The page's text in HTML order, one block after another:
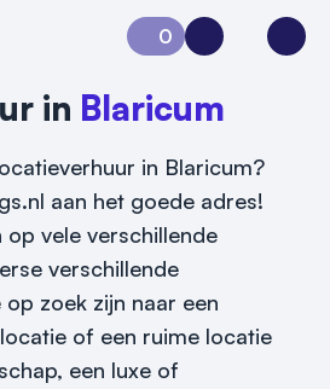
0
Aanvraag 0Inloggen
in Blaricum
in Blaricum?
aan het goede adres!
op vele verschillende
verschillende
zoek zijn naar een
of een ruime locatie
een luxe of